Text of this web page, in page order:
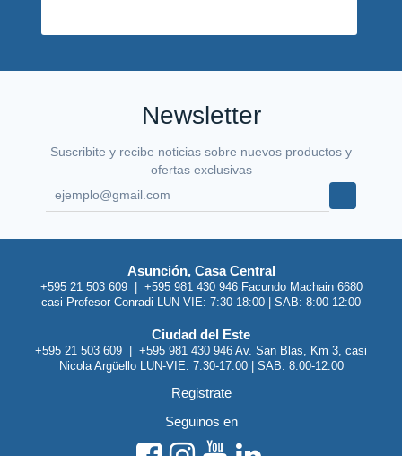
Newsletter
Suscribite y recibe noticias sobre nuevos productos y
ofertas exclusivas
Asunción, Casa Central
+595 21 503 609 | +595 981 430 946 Facundo Machain 6680
casi Profesor Conradi LUN-VIE: 7:30-18:00 | SAB: 8:00-12:00
Ciudad del Este
+595 21 503 609 | +595 981 430 946 Av. San Blas, Km 3, casi
Nicola Argüello LUN-VIE: 7:30-17:00 | SAB: 8:00-12:00
Registrate
Seguinos en